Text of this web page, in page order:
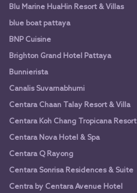
Blu Marine HuaHin Resort & Villas
blue boat pattaya
BNP Cuisine
Brighton Grand Hotel Pattaya
Bunnierista
Canalis Suvarnabhumi
Centara Chaan Talay Resort & Villa
Centara Koh Chang Tropicana Resort
Centara Nova Hotel & Spa
Centara Q Rayong
Centara Sonrisa Residences & Suite
Centra by Centara Avenue Hotel